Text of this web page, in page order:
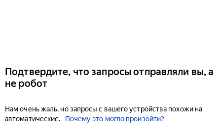
Подтвердите, что запросы отправляли вы, а
не робот
Нам очень жаль, но запросы с вашего устройства похожи на
автоматические.
Почему это могло произойти?